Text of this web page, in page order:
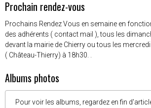
Prochain rendez-vous
Prochains Rendez Vous en semaine en
des adhérents ( contact mail ), tous les
devant la mairie de Chierry ou tous les
( Château-Thierry) à 18h30. .
Albums photos
Pour voir les albums, regardez en fin